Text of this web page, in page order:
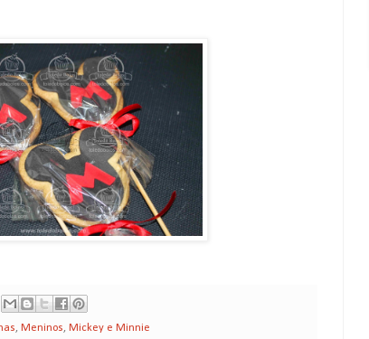
, Meninos, Mickey e Minnie